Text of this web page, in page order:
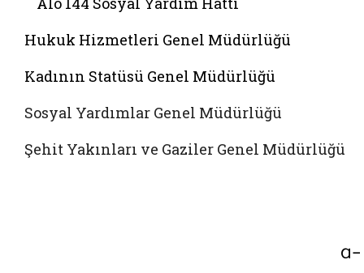
Hukuk Hizmetleri Genel Müdürlüğü
Kadının Statüsü Genel Müdürlüğü
Sosyal Yardımlar Genel Müdürlüğü
Şehit Yakınları ve Gaziler Genel Müdürlüğü